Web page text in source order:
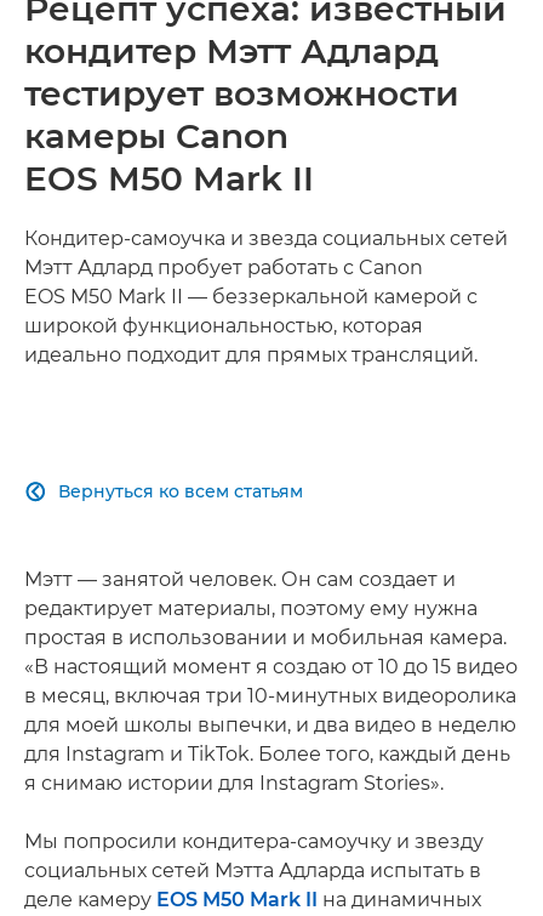
Рецепт успеха: известный
кондитер Мэтт Адлард
тестирует возможности
камеры Canon
EOS M50 Mark II
Кондитер-самоучка и звезда социальных сетей
Мэтт Адлард пробует работать с Canon
EOS M50 Mark II — беззеркальной камерой с
широкой функциональностью, которая
идеально подходит для прямых трансляций.
Вернуться ко всем статьям

Мэтт — занятой человек. Он сам создает и
редактирует материалы, поэтому ему нужна
простая в использовании и мобильная камера.
«В настоящий момент я создаю от 10 до 15 видео
в месяц, включая три 10-минутных видеоролика
для моей школы выпечки, и два видео в неделю
для Instagram и TikTok. Более того, каждый день
я снимаю истории для Instagram Stories».
Мы попросили кондитера-самоучку и звезду
социальных сетей Мэтта Адларда испытать в
деле камеру EOS M50 Mark II на динамичных